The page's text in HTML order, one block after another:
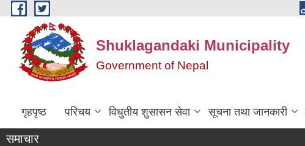
Skip to main content
Shuklagandaki Municipality
Government of Nepal
गृहपृष्ठ परिचय विधुतीय शुसासन सेवा सूचना तथा जानकारी
समाचार